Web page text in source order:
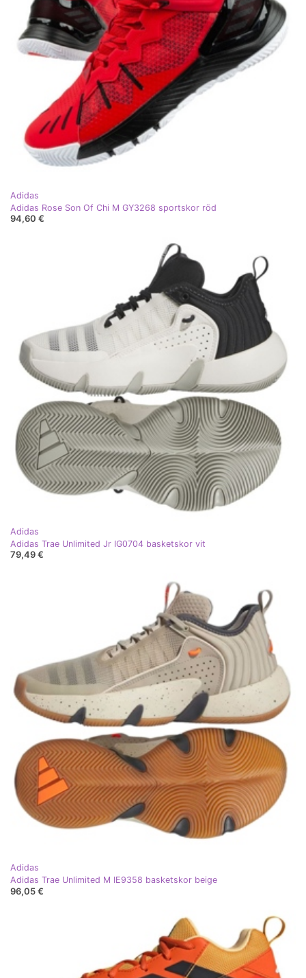
Adidas
Adidas Rose Son Of Chi M GY3268 sportskor röd
94,60 €
Adidas
Adidas Trae Unlimited Jr IG0704 basketskor vit
79,49 €
Adidas
Adidas Trae Unlimited M IE9358 basketskor beige
96,05 €